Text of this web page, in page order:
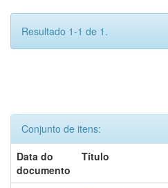
Resultado 1-1 de 1.
Conjunto de itens:
Data do
documento
Título